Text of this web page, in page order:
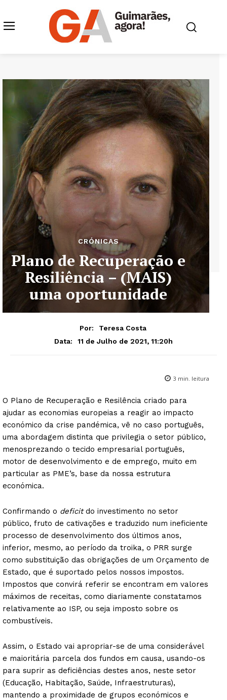
CRÓNICAS
Plano de Recuperação e
Resiliência – (MAIS)
uma oportunidade
Por:
Teresa Costa
Data:
11 de Julho de 2021, 11:20h
3 min. leitura
O Plano de Recuperação e Resilência criado para
ajudar as economias europeias a reagir ao impacto
económico da crise pandémica, vê no caso português,
uma abordagem distinta que privilegia o setor público,
menosprezando o tecido empresarial português,
motor de desenvolvimento e de emprego, muito em
particular as PME’s, base da nossa estrutura
económica.
Confirmando o deficitdo investimento no setor
público, fruto de cativações e traduzido num ineficiente
processo de desenvolvimento dos últimos anos,
inferior, mesmo, ao período da troika, o PRR surge
como substituição das obrigações de um Orçamento de
Estado, que é suportado pelos nossos impostos.
Impostos que convirá referir se encontram em valores
máximos de receitas, como diariamente constatamos
relativamente ao ISP, ou seja imposto sobre os
combustíveis.
Assim, o Estado vai apropriar-se de uma considerável
e maioritária parcela dos fundos em causa, usando-os
para suprir as deficiências destes anos, neste setor
(Educação, Habitação, Saúde, Infraestruturas),
mantendo a proximidade de grupos económicos e